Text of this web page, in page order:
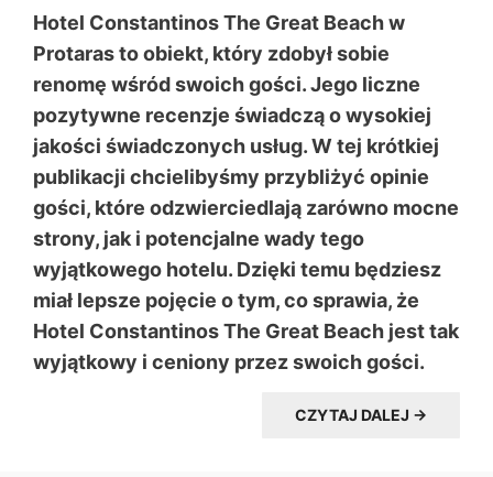
Hotel Constantinos The Great Beach w
Protaras to obiekt, który zdobył sobie
renomę wśród swoich gości. Jego liczne
pozytywne recenzje świadczą o wysokiej
jakości świadczonych usług. W tej krótkiej
publikacji chcielibyśmy przybliżyć opinie
gości, które odzwierciedlają zarówno mocne
strony, jak i potencjalne wady tego
wyjątkowego hotelu. Dzięki temu będziesz
miał lepsze pojęcie o tym, co sprawia, że
Hotel Constantinos The Great Beach jest tak
wyjątkowy i ceniony przez swoich gości.
CZYTAJ DALEJ →